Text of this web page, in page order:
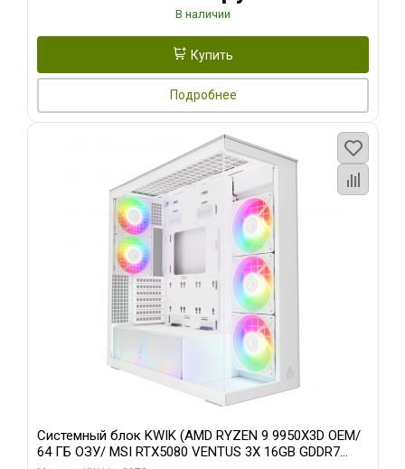
В наличии
Купить
Подробнее
Системный блок KWIK (AMD RYZEN 9 9950X3D OEM/
64 ГБ ОЗУ/ MSI RTX5080 VENTUS 3X 16GB GDDR7